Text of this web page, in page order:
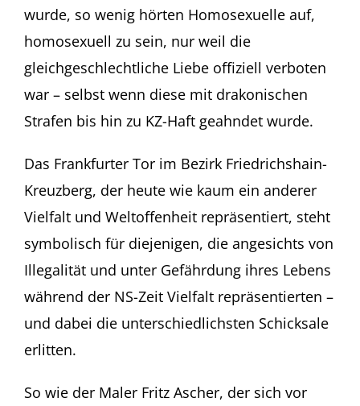
wurde, so wenig hörten Homosexuelle auf,
homosexuell zu sein, nur weil die
gleichgeschlechtliche Liebe offiziell verboten
war – selbst wenn diese mit drakonischen
Strafen bis hin zu KZ-Haft geahndet wurde.
Das Frankfurter Tor im Bezirk Friedrichshain-
Kreuzberg, der heute wie kaum ein anderer
Vielfalt und Weltoffenheit repräsentiert, steht
symbolisch für diejenigen, die angesichts von
Illegalität und unter Gefährdung ihres Lebens
während der NS-Zeit Vielfalt repräsentierten –
und dabei die unterschiedlichsten Schicksale
erlitten.
So wie der Maler Fritz Ascher, der sich vor